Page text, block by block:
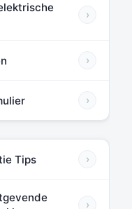
›
›
›
Tips ›
›